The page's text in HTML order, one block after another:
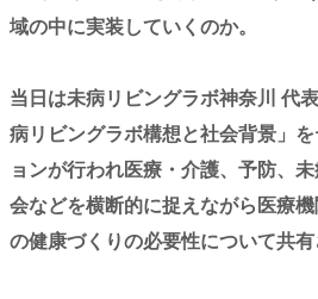
域の中に実装していくのか。
当日は未病リビングラボ神奈川 代
病リビングラボ構想と社会背景」
ョンが行われ医療・介護、予防、
会などを横断的に捉えながら医療
の健康づくりの必要性について共有